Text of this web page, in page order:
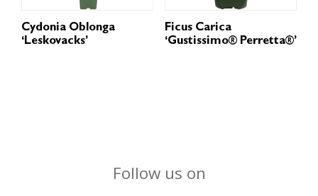
Cydonia Oblonga
‘Leskovacks’
Ficus Carica
‘Gustissimo® Perretta®’
Follow us on